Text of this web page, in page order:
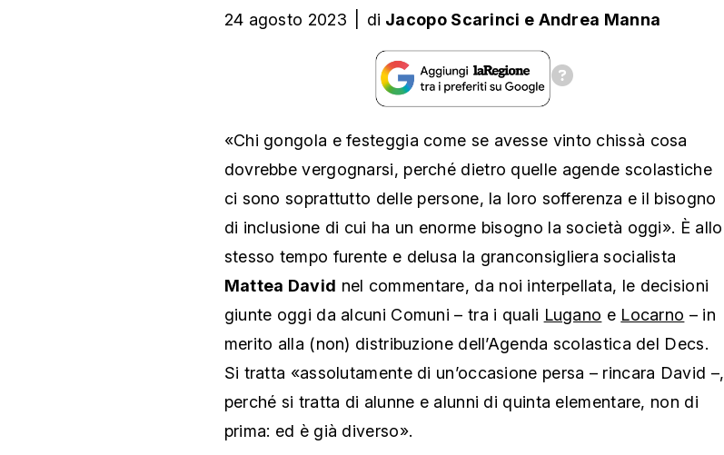
24 agosto 2023 di Jacopo Scarinci e Andrea Manna
«Chi gongola e festeggia come se avesse vinto chissà cosa
dovrebbe vergognarsi, perché dietro quelle agende scolastiche
ci sono soprattutto delle persone, la loro sofferenza e il bisogno
di inclusione di cui ha un enorme bisogno la società oggi». È allo
stesso tempo furente e delusa la granconsigliera socialista
Mattea David nel commentare, da noi interpellata, le decisioni
giunte oggi da alcuni Comuni – tra i quali Lugano e Locarno – in
merito alla (non) distribuzione dell’Agenda scolastica del Decs.
Si tratta «assolutamente di un’occasione persa – rincara David –,
perché si tratta di alunne e alunni di quinta elementare, non di
prima: ed è già diverso».